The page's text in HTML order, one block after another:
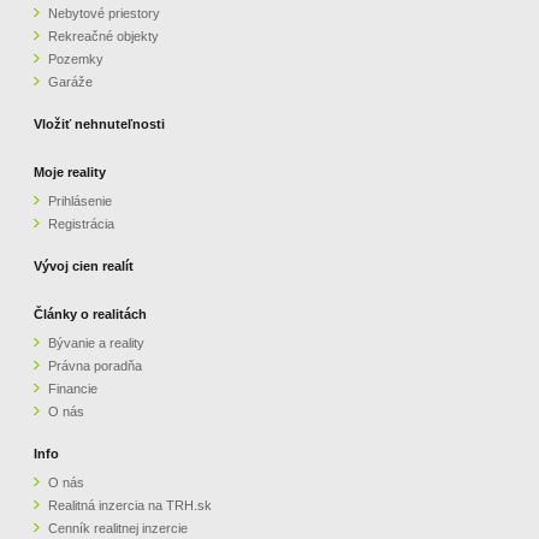
Nebytové priestory
Rekreačné objekty
Pozemky
Garáže
Vložiť nehnuteľnosti
Moje reality
Prihlásenie
Registrácia
Vývoj cien realít
Články o realitách
Bývanie a reality
Právna poradňa
Financie
O nás
Info
O nás
Realitná inzercia na TRH.sk
Cenník realitnej inzercie